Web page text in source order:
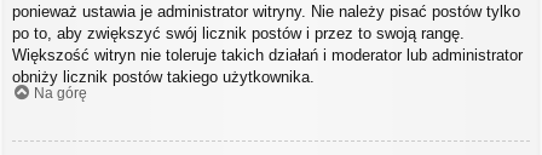
ponieważ ustawia je administrator witryny. Nie należy pisać postów tylko
po to, aby zwiększyć swój licznik postów i przez to swoją rangę.
Większość witryn nie toleruje takich działań i moderator lub administrator
obniży licznik postów takiego użytkownika.
Na górę